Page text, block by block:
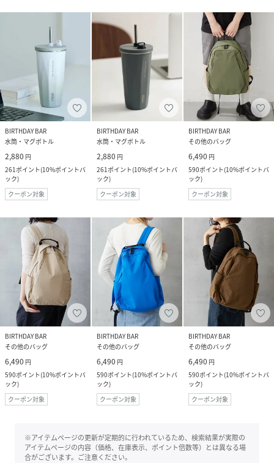
BIRTHDAY BAR
水筒・マグボトル
2,880 円
261ポイント(10%ポイントバ
ック)
クーポン対象
BIRTHDAY BAR
水筒・マグボトル
2,880 円
261ポイント(10%ポイントバ
ック)
クーポン対象
BIRTHDAY BAR
その他のバッグ
6,490 円
590ポイント(10%ポイントバ
ック)
クーポン対象
BIRTHDAY BAR
その他のバッグ
6,490 円
590ポイント(10%ポイントバ
ック)
クーポン対象
BIRTHDAY BAR
その他のバッグ
6,490 円
590ポイント(10%ポイントバ
ック)
クーポン対象
BIRTHDAY BAR
その他のバッグ
6,490 円
590ポイント(10%ポイントバ
ック)
クーポン対象
※アイテムページの更新が定期的に行われているため、検索結果が実際の
アイテムページの内容（価格、在庫表示、ポイント倍数等）とは異なる場
合がございます。ご注意ください。